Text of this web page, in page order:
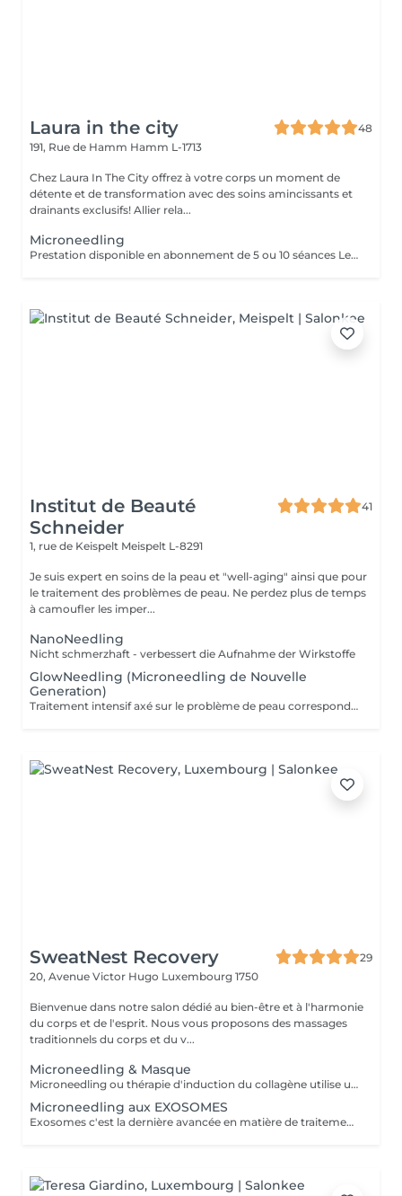
Laura in the city
48
191, Rue de Hamm Hamm L-1713
Chez Laura In The City offrez à votre corps un moment de
détente et de transformation avec des soins amincissants et
drainants exclusifs! Allier rela...
Microneedling
Prestation disponible en abonnement de 5 ou 10 séances Le Microneedling est une technique originaire des États-Unis reposant sur des micro-injections d'éléments nutritifs dans la peau. Ce soin esthétique permet de resserrer les pores, de donner de l'éclat et d'affiner le grain de la peau. -Réduction des pores dilatés et irrégularités cutanées. -Amélioration des cicatrices d'acné ou post-opératoires. -Atténuation des rides superficielles et vergetures. -Effet "anti-âge" global sans chirurgie.
Institut de Beauté
Schneider
41
1, rue de Keispelt Meispelt L-8291
Je suis expert en soins de la peau et "well-aging" ainsi que pour
le traitement des problèmes de peau. Ne perdez plus de temps
à camoufler les imper...
NanoNeedling
Nicht schmerzhaft - verbessert die Aufnahme der Wirkstoffe
GlowNeedling (Microneedling de Nouvelle
Generation)
Traitement intensif axé sur le problème de peau correspondant. Domaines d'application : Rides/anti-âge, peau très sèche ou très grasse, cicatrices (d'acné), troubles de la pigmentation, etc. Il est recommandé d'effectuer au moins 4 traitements à 2-3 semaines d'intervalle pour obtenir de très bons résultats. Le Post-Needling kit est indispensable pour obtenir les meilleurs résultats. Veuillez réserver le traitement de découverte si vous êtes un nouveau client. Ceci est nécessaire pour exclure toute contre-indication et pour établir avec vous un plan de traitement adapté. Déroulement : Nettoyage, gommage, needling avec des substances actives de haute qualité adaptées au problème de peau, masque rafraîchissant, creme de soin, conseil.
SweatNest Recovery
29
20, Avenue Victor Hugo Luxembourg 1750
Bienvenue dans notre salon dédié au bien-être et à l'harmonie
du corps et de l'esprit. Nous vous proposons des massages
traditionnels du corps et du v...
Microneedling & Masque
Microneedling ou thérapie d'induction du collagène utilise un petit appareil avec de minuscules aiguilles à usage unique qui produisent des microperforations de la couche superficielle de la peau pour stimuler la production de collagène et de faire pénétrer les ingrédients actifs du sérum dans la peau. Le nombre de séances dépend de la personne (son âge, l'état de la peau, l'effet recherché) et du produit choisi. En général, on réalise entre 2 et 5 séances espacées de 2 à 4 semaines. Une séance d'entretien est effectuée 1 à 2 fois par an.
Microneedling aux EXOSOMES
Exosomes c'est la dernière avancée en matière de traitements anti-âge et des imperfections de la peau.Ce sont de toutes petites vésicules (à l'échelle nanométrique) qui passent entre les cellules de la peau et qui leur apportent les acides aminés, des pépites, des vitamines et beaucoup d'autres éléments indispensables pour offrir à la peau une apparence jeune et fraiche. Grace à leur petite taille les exosomes pénètrent mieux et plus profondément dans la peau, ce qui rend le traitement plus efficace par rapport au microneedling traditionnel. Les exosomes de laboratoire espagnol SIMILDIET, que j'utilise, sont produits par les cellules souches de synthèse végétales. 1 ml du produit contient 15 milliards des exosomes qui peuvent être utilisés par la peau soit immédiatement soit stockés et utilisés progressivement. Le nombre de traitements nécessaires varie en fonction des conditions individuelles de la peau et des résultats souhaités. Une série de 2 à 3 traitements espacés de 4 à 6 semaines est idéale.